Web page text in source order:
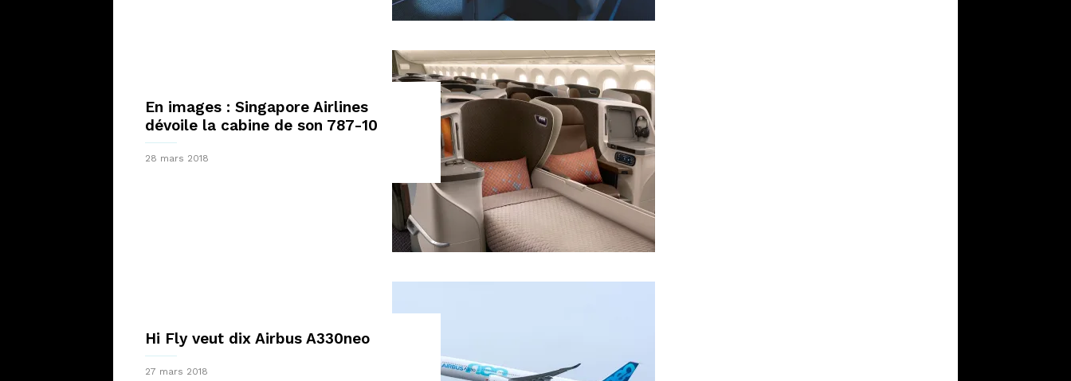
En images : Singapore Airlines
dévoile la cabine de son 787-10
28 mars 2018
Hi Fly veut dix Airbus A330neo
27 mars 2018